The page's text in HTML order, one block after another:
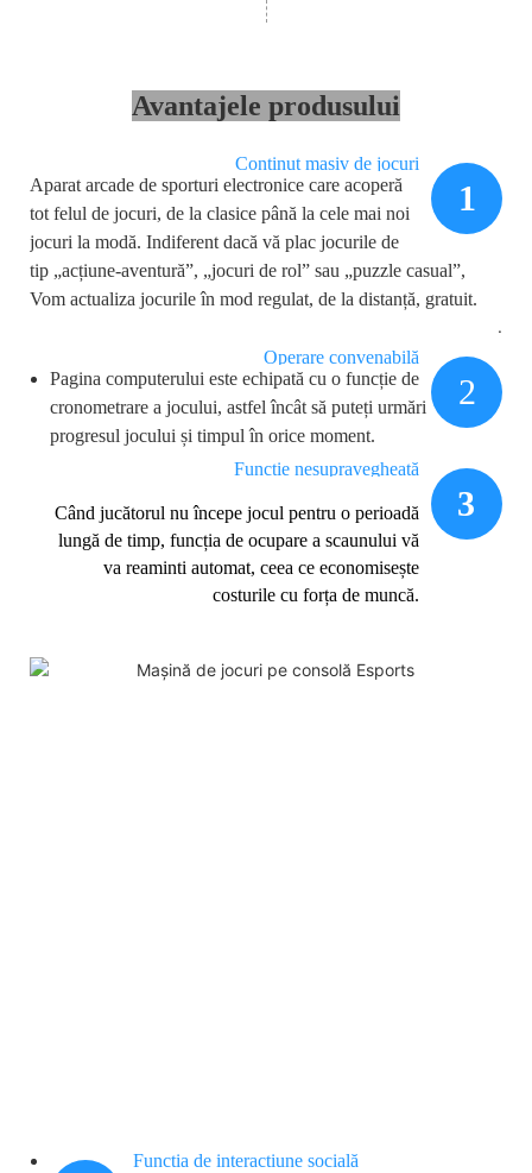
Avantajele produsului
1
Conținut masiv de jocuri
Aparat arcade de sporturi electronice care acoperă
tot felul de jocuri, de la clasice până la cele mai noi
jocuri la modă. Indiferent dacă vă plac jocurile de
tip „acțiune-aventură”, „jocuri de rol” sau „puzzle casual”,
Vom actualiza jocurile în mod regulat, de la distanță, gratuit.
.
2
Operare convenabilă
Pagina computerului este echipată cu o funcție de
cronometrare a jocului, astfel încât să puteți urmări
progresul jocului și timpul în orice moment.
3
Funcție nesupravegheată
Când jucătorul nu începe jocul pentru o perioadă
lungă de timp, funcția de ocupare a scaunului vă
va reaminti automat, ceea ce economisește
costurile cu forța de muncă.
Funcția de interacțiune socială